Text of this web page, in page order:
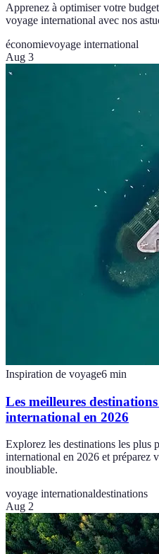
Apprenez à optimiser votre
voyage international avec nos
économievoyage international
Aug 3
Inspiration de voyage6 min
Les meilleures
international en 2026
Explorez les destinations les plus
international en 2026 et préparez
inoubliable.
voyage internationaldestinations
Aug 2